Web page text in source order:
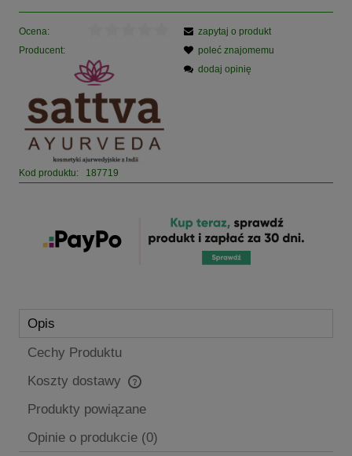
Ocena:
Producent:
Kod produktu: 187719
zapytaj o produkt
poleć znajomemu
dodaj opinię
Opis
Cechy Produktu
Koszty dostawy
Cena nie zawiera ewentualnych kosztów płatności
Produkty powiązane
Opinie o produkcie (0)